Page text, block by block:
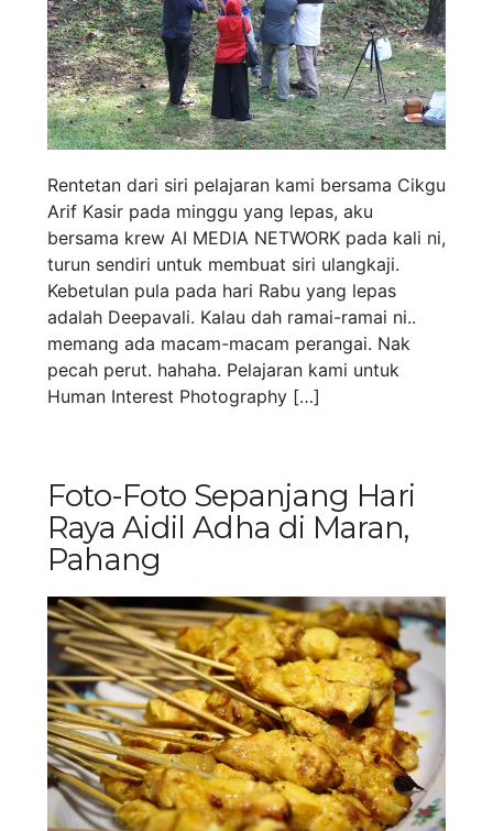
Rentetan dari siri pelajaran kami bersama Cikgu
Arif Kasir pada minggu yang lepas, aku
bersama krew AI MEDIA NETWORK pada kali ni,
turun sendiri untuk membuat siri ulangkaji.
Kebetulan pula pada hari Rabu yang lepas
adalah Deepavali. Kalau dah ramai-ramai ni..
memang ada macam-macam perangai. Nak
pecah perut. hahaha. Pelajaran kami untuk
Human Interest Photography […]
Foto-Foto Sepanjang Hari
Raya Aidil Adha di Maran,
Pahang